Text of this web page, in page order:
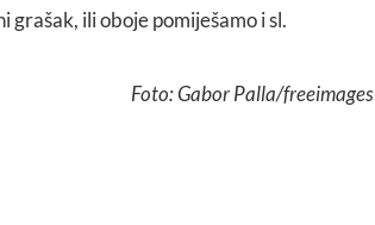
grašak, ili oboje pomiješamo i sl.
Foto: Gabor Palla/freeimages